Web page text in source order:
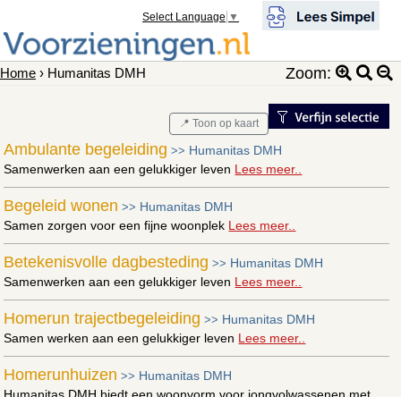
Select Language ▼
Home › Humanitas DMH Zoom:
📍 Toon op kaart
Ambulante begeleiding >> Humanitas DMH
Samenwerken aan een gelukkiger leven Lees meer..
Begeleid wonen >> Humanitas DMH
Samen zorgen voor een fijne woonplek Lees meer..
Betekenisvolle dagbesteding >> Humanitas DMH
Samenwerken aan een gelukkiger leven Lees meer..
Homerun trajectbegeleiding >> Humanitas DMH
Samen werken aan een gelukkiger leven Lees meer..
Homerunhuizen >> Humanitas DMH
Humanitas DMH biedt een woonvorm voor jongvolwassenen met